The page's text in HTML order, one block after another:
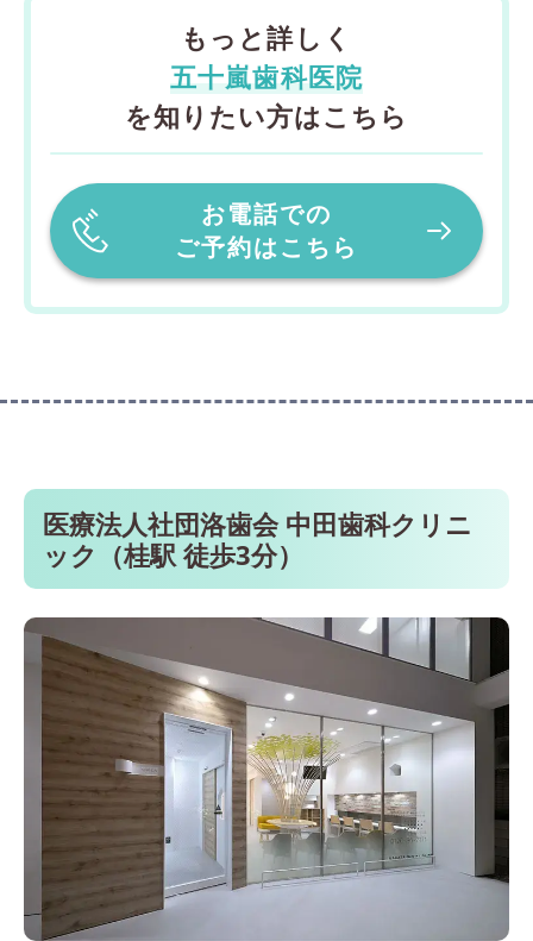
もっと詳しく
五十嵐歯科医院
を知りたい方はこちら
お電話での
ご予約はこちら
医療法人社団洛歯会 中田歯科クリニ
ック（桂駅 徒歩3分）